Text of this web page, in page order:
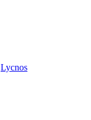
Lycnos